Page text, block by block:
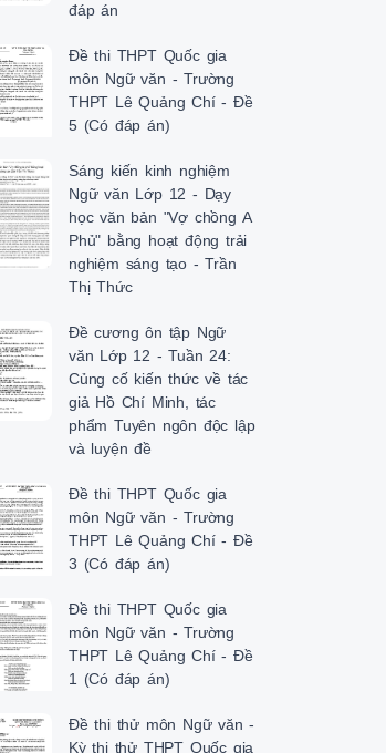
đáp án
Đề thi THPT Quốc gia
môn Ngữ văn - Trường
THPT Lê Quảng Chí - Đề
5 (Có đáp án)
Sáng kiến kinh nghiệm
Ngữ văn Lớp 12 - Dạy
học văn bản "Vợ chồng A
Phủ" bằng hoạt động trải
nghiệm sáng tạo - Trần
Thị Thức
Đề cương ôn tập Ngữ
văn Lớp 12 - Tuần 24:
Củng cố kiến thức về tác
giả Hồ Chí Minh, tác
phẩm Tuyên ngôn độc lập
và luyện đề
Đề thi THPT Quốc gia
môn Ngữ văn - Trường
THPT Lê Quảng Chí - Đề
3 (Có đáp án)
Đề thi THPT Quốc gia
môn Ngữ văn - Trường
THPT Lê Quảng Chí - Đề
1 (Có đáp án)
Đề thi thử môn Ngữ văn -
Kỳ thi thử THPT Quốc gia